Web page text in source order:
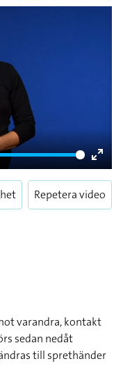
Enter
Repetera video
varandra, kontakt
sedan nedåt
till sprethänder